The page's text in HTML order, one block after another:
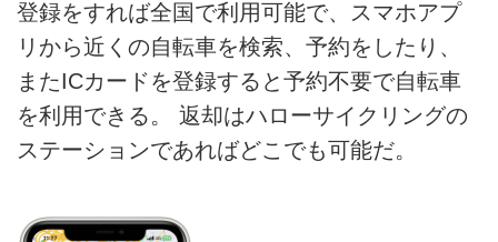
登録をすれば全国で利用可能で、スマホアプ
リから近くの自転車を検索、予約をしたり、
またICカードを登録すると予約不要で自転車
を利用できる。 返却はハローサイクリングの
ステーションであればどこでも可能だ。